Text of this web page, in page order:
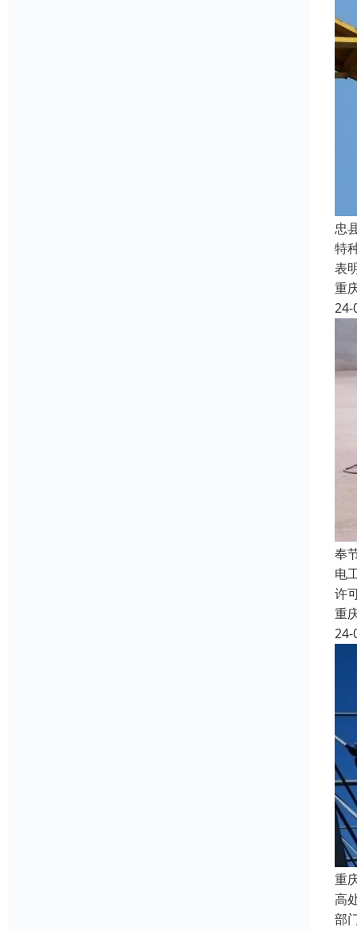
忠
特
表
重
24-
奉
电
许
重
24-
重
高
部